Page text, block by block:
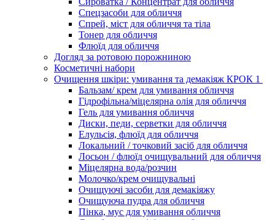
Спецзасоби для обличчя
Спрей, міст для обличчя та тіла
Тонер для обличчя
Флюїд для обличчя
Догляд за ротовою порожниною
Косметичні набори
Очищення шкіри: умивання та демакіяж КРОК 1
Бальзам/ крем для умивання обличчя
Гідрофільна/міцелярна олія для обличчя
Гель для умивання обличчя
Диски, педи, серветки для обличчя
Елульсія, флюїд для обличчя
Локальний / точковий засіб для обличчя
Лосьон / флюїд очищувальний для обличчя
Міцелярна вода/розчин
Молочко/крем очищувальні
Очищуючі засоби для демакіяжу
Очищуюча пудра для обличчя
Пінка, мус для умивання обличчя